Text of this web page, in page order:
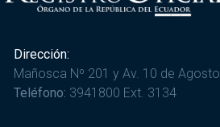
Dirección:
Mañosca Nº 201 y Av. 10 de Agosto
Teléfono: 3941800 Ext. 3134